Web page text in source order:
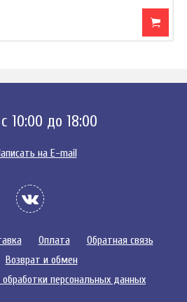
10:00 до 18:00
на E-mail
Оплата
Обратная связь
Возврат и обмен
персональных данных